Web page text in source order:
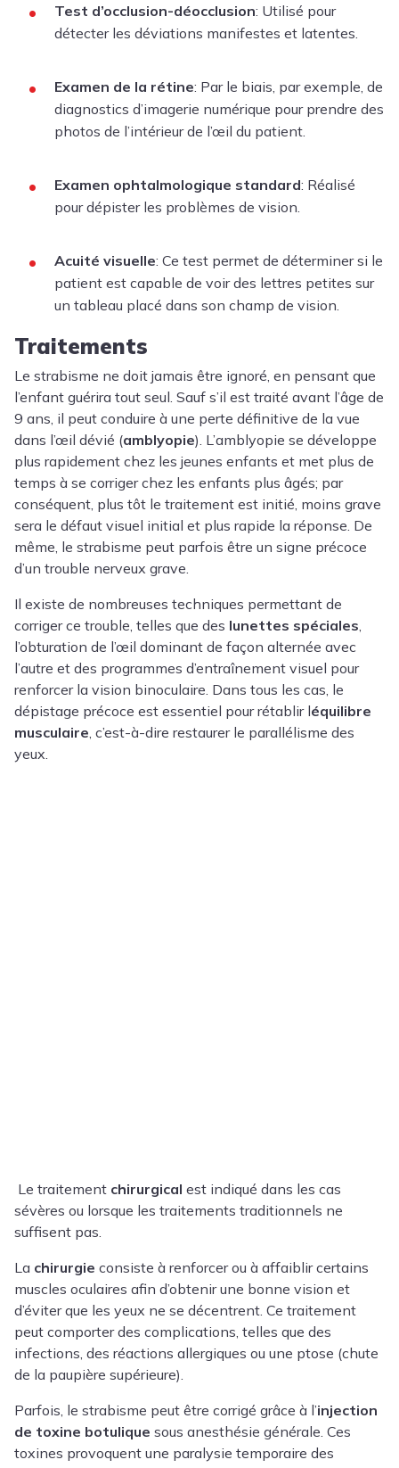
Test d’occlusion-déocclusion: Utilisé pour
détecter les déviations manifestes et latentes.
Examen de la rétine: Par le biais, par exemple, de
diagnostics d’imagerie numérique pour prendre des
photos de l’intérieur de l’œil du patient.
Examen ophtalmologique standard: Réalisé
pour dépister les problèmes de vision.
Acuité visuelle: Ce test permet de déterminer si le
patient est capable de voir des lettres petites sur
un tableau placé dans son champ de vision.
Traitements
Le strabisme ne doit jamais être ignoré, en pensant que
l’enfant guérira tout seul. Sauf s’il est traité avant l’âge de
9 ans, il peut conduire à une perte définitive de la vue
dans l’œil dévié (amblyopie). L’amblyopie se développe
plus rapidement chez les jeunes enfants et met plus de
temps à se corriger chez les enfants plus âgés; par
conséquent, plus tôt le traitement est initié, moins grave
sera le défaut visuel initial et plus rapide la réponse. De
même, le strabisme peut parfois être un signe précoce
d’un trouble nerveux grave.
Il existe de nombreuses techniques permettant de
corriger ce trouble, telles que des lunettes spéciales,
l’obturation de l’œil dominant de façon alternée avec
l’autre et des programmes d’entraînement visuel pour
renforcer la vision binoculaire. Dans tous les cas, le
dépistage précoce est essentiel pour rétablir léquilibre
musculaire, c’est-à-dire restaurer le parallélisme des
yeux.
Le traitement chirurgical est indiqué dans les cas
sévères ou lorsque les traitements traditionnels ne
suffisent pas.
La chirurgie consiste à renforcer ou à affaiblir certains
muscles oculaires afin d’obtenir une bonne vision et
d’éviter que les yeux ne se décentrent. Ce traitement
peut comporter des complications, telles que des
infections, des réactions allergiques ou une ptose (chute
de la paupière supérieure).
Parfois, le strabisme peut être corrigé grâce à l’injection
de toxine botulique sous anesthésie générale. Ces
toxines provoquent une paralysie temporaire des